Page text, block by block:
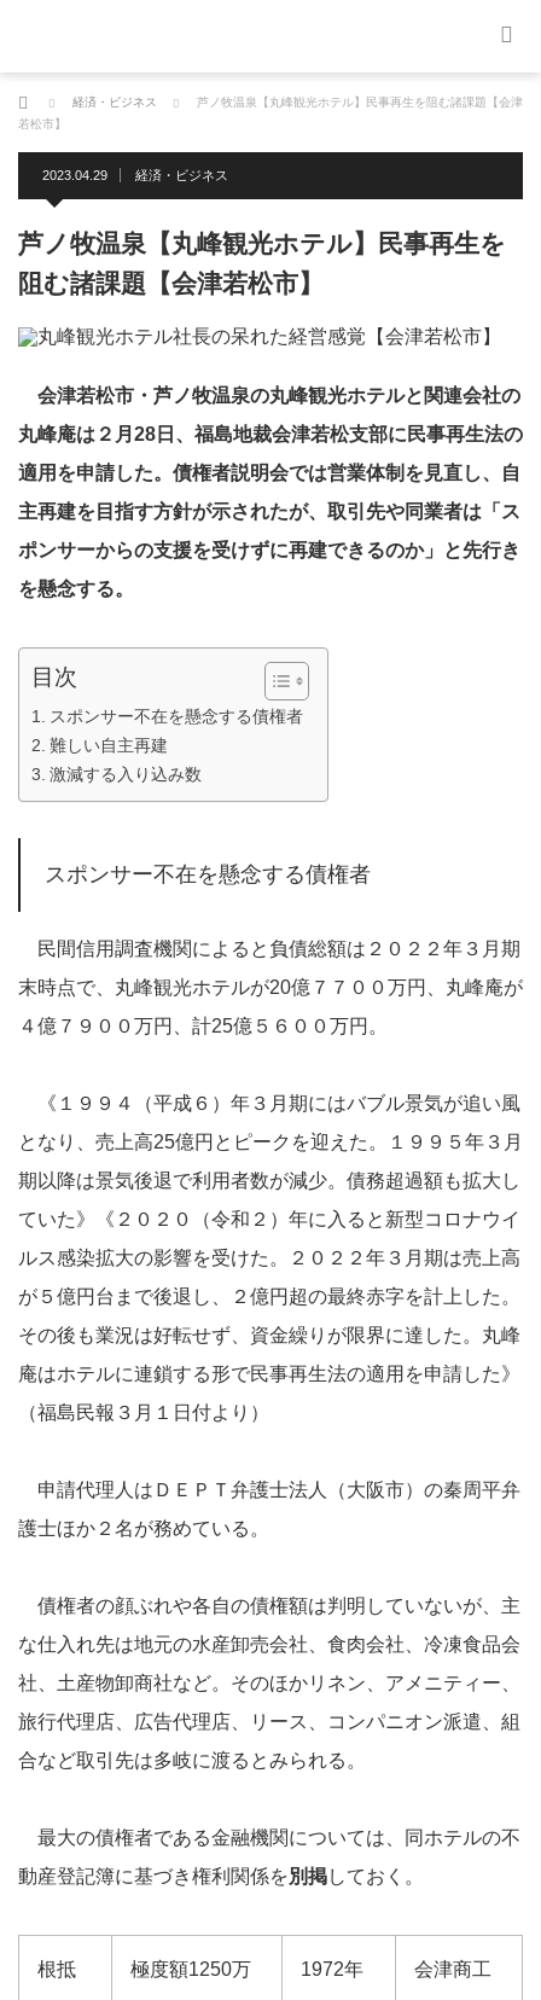
ホーム 経済・ビジネス
芦ノ牧温泉【丸峰観光ホテル】民事再生を阻む諸課題【会津
若松市】
2023.04.29 経済・ビジネス
芦ノ牧温泉【丸峰観光ホテル】民事再生を
阻む諸課題【会津若松市】
会津若松市・芦ノ牧温泉の丸峰観光ホテルと関連会社の
丸峰庵は２月28日、福島地裁会津若松支部に民事再生法の
適用を申請した。債権者説明会では営業体制を見直し、自
主再建を目指す方針が示されたが、取引先や同業者は「ス
ポンサーからの支援を受けずに再建できるのか」と先行き
を懸念する。
目次
スポンサー不在を懸念する債権者
難しい自主再建
激減する入り込み数
スポンサー不在を懸念する債権者
民間信用調査機関によると負債総額は２０２２年３月期
末時点で、丸峰観光ホテルが20億７７００万円、丸峰庵が
４億７９００万円、計25億５６００万円。
《１９９４（平成６）年３月期にはバブル景気が追い風
となり、売上高25億円とピークを迎えた。１９９５年３月
期以降は景気後退で利用者数が減少。債務超過額も拡大し
ていた》《２０２０（令和２）年に入ると新型コロナウイ
ルス感染拡大の影響を受けた。２０２２年３月期は売上高
が５億円台まで後退し、２億円超の最終赤字を計上した。
その後も業況は好転せず、資金繰りが限界に達した。丸峰
庵はホテルに連鎖する形で民事再生法の適用を申請した》
（福島民報３月１日付より）
申請代理人はＤＥＰＴ弁護士法人（大阪市）の秦周平弁
護士ほか２名が務めている。
債権者の顔ぶれや各自の債権額は判明していないが、主
な仕入れ先は地元の水産卸売会社、食肉会社、冷凍食品会
社、土産物卸商社など。そのほかリネン、アメニティー、
旅行代理店、広告代理店、リース、コンパニオン派遣、組
合など取引先は多岐に渡るとみられる。
最大の債権者である金融機関については、同ホテルの不
動産登記簿に基づき権利関係を別掲しておく。
根抵 極度額1250万 1972年 会津商工